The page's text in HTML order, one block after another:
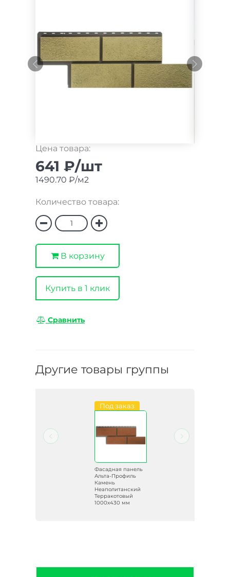
Цена товара:
641 ₽/шт
1490.70 ₽/м2
Количество товара:
В корзину
Купить в 1 клик
Сравнить
Другие товары группы
Под заказ
Фасадная панель
Альта-Профиль
Камень
Неаполитанский
Терракотовый
1000х430 мм